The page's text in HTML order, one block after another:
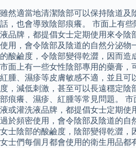
雖然適當地清潔陰部可以保持陰道及
話，也會導致陰部痕癢。 市面上有
液品牌，都提倡女士定期使用來令陰
使用，會令陰部及陰道的自然分泌物
的酸鹼度，令陰部變得乾澀，因而造
市面上有一些女性陰部專用的藥膏，
紅腫、濕疹等皮膚敏感不適，並且可
度，減低刺激，甚至可以長遠穩定陰
部痕癢、濕疹、紅腫等常見問題。
液或灌洗液品牌，都提倡女士定期使
過於頻密使用，會令陰部及陰道的自
女士陰部的酸鹼度，陰部變得乾澀，
女士們每個月都會使用的衛生用品都